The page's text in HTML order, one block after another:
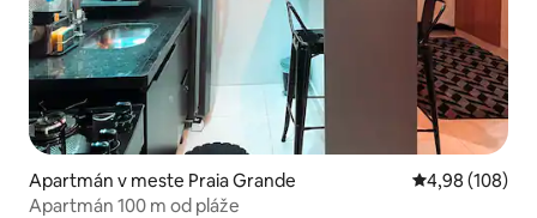
Apartmán v meste Praia Grande Priemerné
4,98 (108)
Apartmán 100 m od pláže